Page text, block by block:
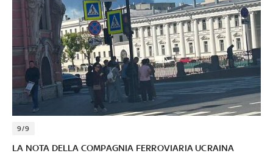
9/9
LA NOTA DELLA COMPAGNIA FERROVIARIA UCRAINA